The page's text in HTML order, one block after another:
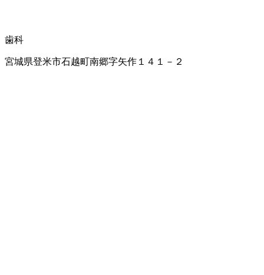
歯科
宮城県登米市石越町南郷字矢作１４１－２